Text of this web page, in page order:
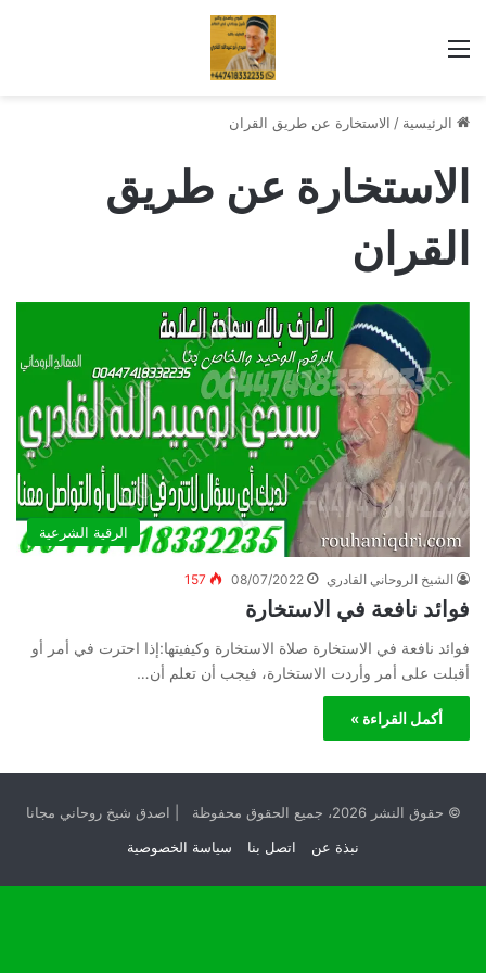
القائمة
الرئيسية / الاستخارة عن طريق القران
الاستخارة عن طريق
القران
الرقية الشرعية
الشيخ الروحاني القادري 08/07/2022
157
فوائد نافعة في الاستخارة
فوائد نافعة في الاستخارة صلاة الاستخارة وكيفيتها:إذا احترت في أمر أو
أقبلت على أمر وأردت الاستخارة، فيجب أن تعلم أن…
أكمل القراءة »
© حقوق النشر 2026، جميع الحقوق محفوظة | اصدق شيخ روحاني مجانا
نبذة عن
اتصل بنا سياسة الخصوصية